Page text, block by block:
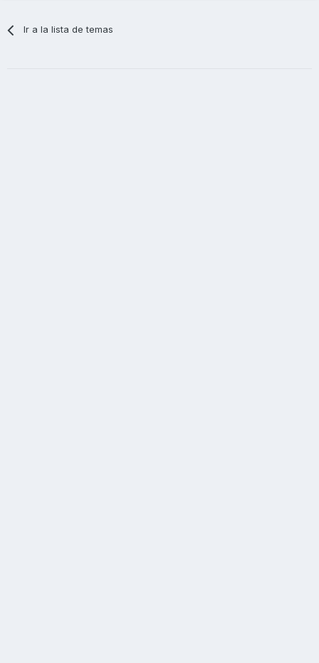
Ir a la lista de temas